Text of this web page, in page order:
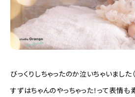
びっくりしちゃったのか泣いちゃいました（
すずはちゃんのやっちゃった！って表情